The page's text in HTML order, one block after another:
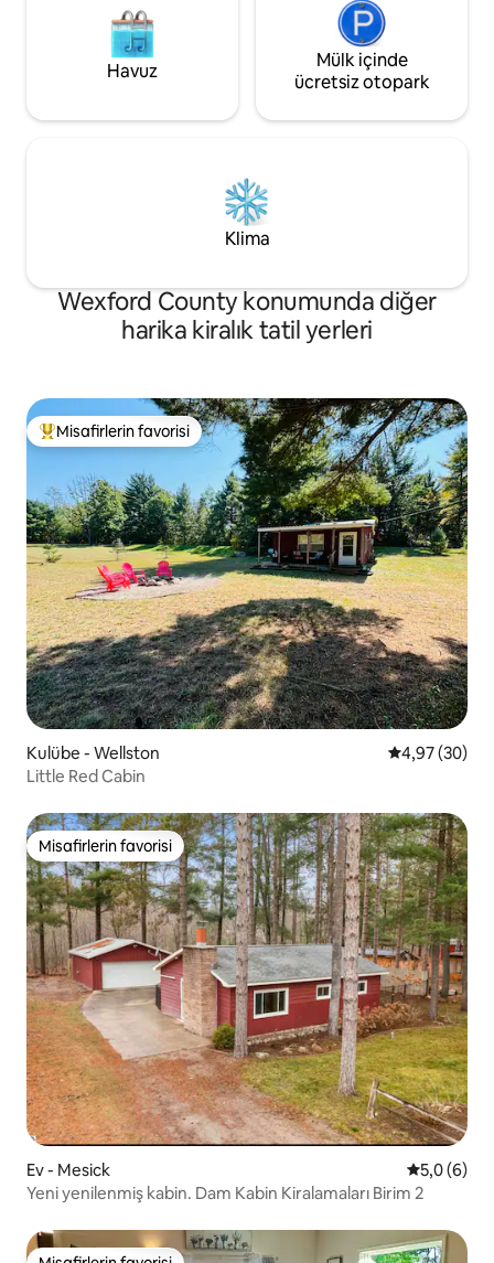
Havuz
Mülk içinde
ücretsiz otopark
Klima
Wexford County konumunda diğer
harika kiralık tatil yerleri
Misafirlerin favorilerinden en beğenilenler arasında
Misafirlerin favorisi
Kulübe - Wellston 5 üzerinden
4,97 (30)
Little Red Cabin
Misafirlerin favorisi
Misafirlerin favorisi
Ev - Mesick 55,0 (6)
Yeni yenilenmiş kabin. Dam Kabin Kiralamaları Birim 2